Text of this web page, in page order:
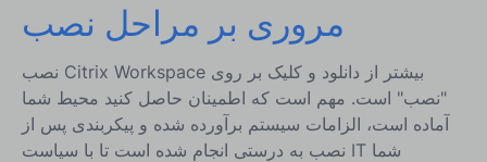
مروری بر مراحل نصب
نصب Citrix Workspace بیشتر از دانلود و کلیک بر روی
"نصب" است. مهم است که اطمینان حاصل کنید محیط شما
آماده است، الزامات سیستم برآورده شده و پیکربندی پس از
نصب به درستی انجام شده است تا با سیاست IT شما